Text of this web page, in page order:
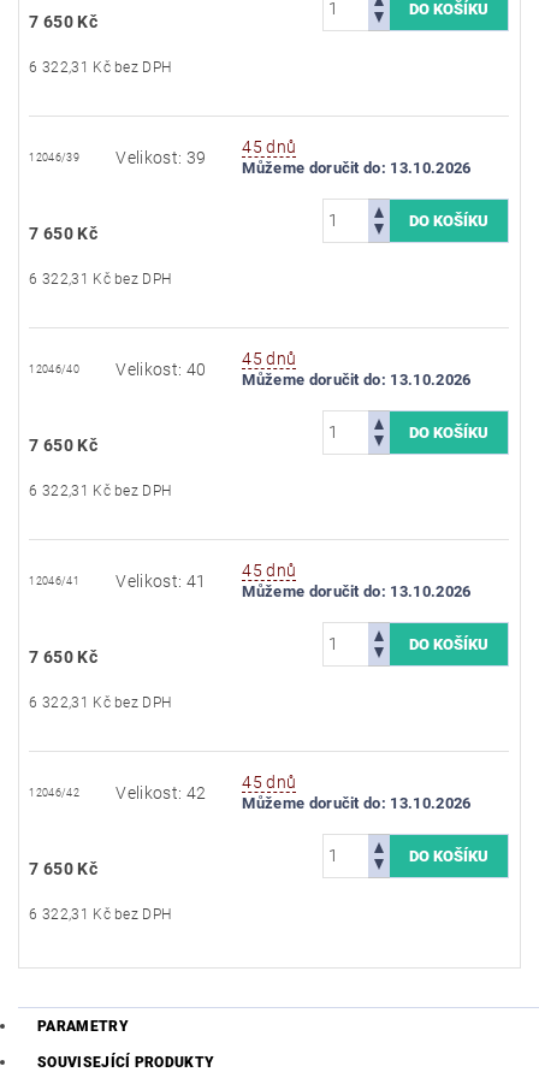
7 650 Kč
6 322,31 Kč bez DPH
12046/39 Velikost: 39
45 dnů
Můžeme doručit do: 13.10.2026
7 650 Kč
6 322,31 Kč bez DPH
12046/40 Velikost: 40
45 dnů
Můžeme doručit do: 13.10.2026
7 650 Kč
6 322,31 Kč bez DPH
12046/41 Velikost: 41
45 dnů
Můžeme doručit do: 13.10.2026
7 650 Kč
6 322,31 Kč bez DPH
12046/42 Velikost: 42
45 dnů
Můžeme doručit do: 13.10.2026
7 650 Kč
6 322,31 Kč bez DPH
PARAMETRY
SOUVISEJÍCÍ PRODUKTY